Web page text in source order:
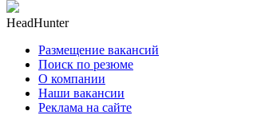
HeadHunter
Размещение вакансий
Поиск по резюме
О компании
Наши вакансии
Реклама на сайте